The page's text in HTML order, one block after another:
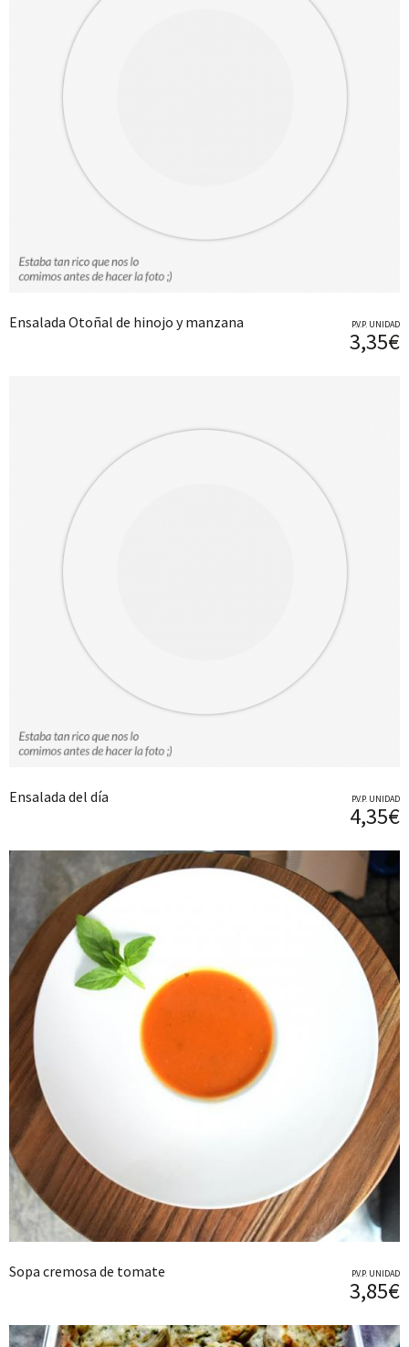
Ensalada Otoñal de hinojo y manzana P.V.P. UNIDAD
3,35€
Ensalada del día P.V.P. UNIDAD
4,35€
Sopa cremosa de tomate P.V.P. UNIDAD
3,85€